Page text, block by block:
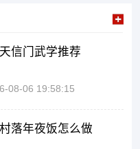
信门武学推荐
08-06 19:58:15
落年夜饭怎么做